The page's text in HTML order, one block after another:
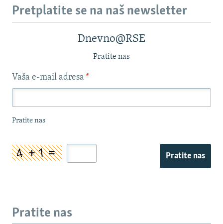
Pretplatite se na naš newsletter
Dnevno@RSE
Pratite nas
Vaša e-mail adresa *
Pratite nas
Pratite nas
Pratite nas